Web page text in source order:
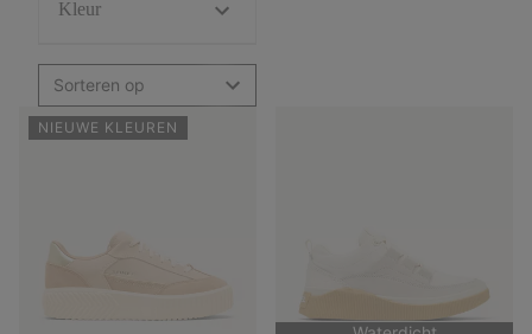
Kleur
Sorteren op
NIEUWE KLEUREN